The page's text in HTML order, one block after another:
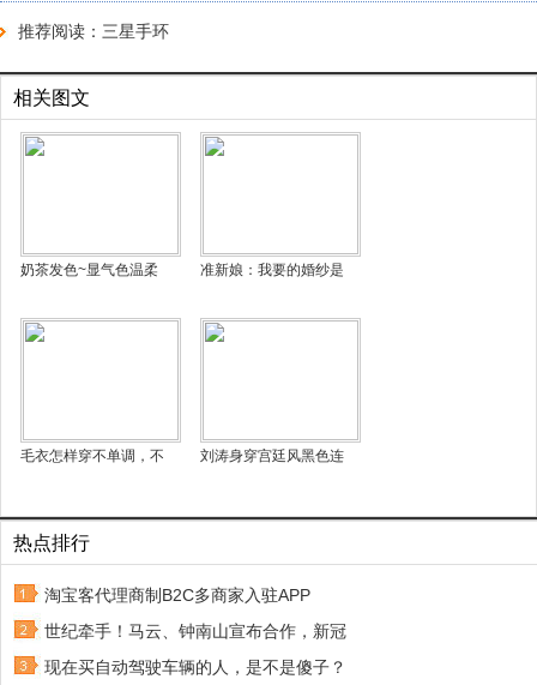
推荐阅读： 三星手环
相关图文
奶茶发色~显气色温柔 准新娘：我要的婚纱是
毛衣怎样穿不单调，不 刘涛身穿宫廷风黑色连
热点排行
淘宝客代理商制B2C多商家入驻APP
世纪牵手！马云、钟南山宣布合作，新冠
现在买自动驾驶车辆的人，是不是傻子？